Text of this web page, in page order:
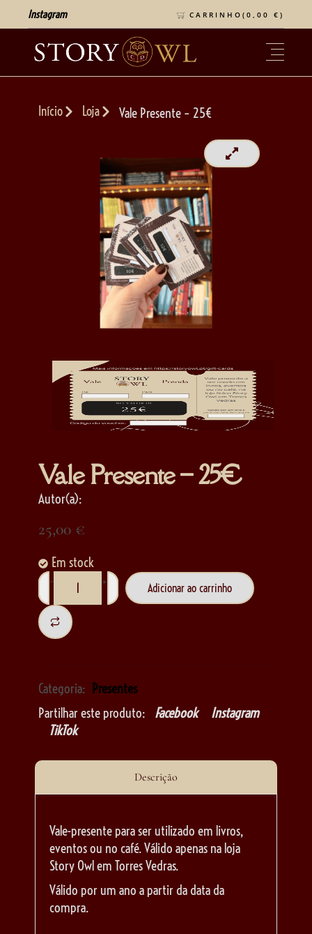
Instagram CARRINHO( 0,00 € )
Início Loja Vale Presente – 25€
Vale Presente – 25€
Autor(a):
25,00 €
Em stock
- + Adicionar ao carrinho
Alternative:
Categoria: Presentes
Partilhar este produto:
Facebook
Instagram
TikTok
Descrição
Vale-presente para ser utilizado em livros,
eventos ou no café. Válido apenas na loja
Story Owl em Torres Vedras.
Válido por um ano a partir da data da
compra.